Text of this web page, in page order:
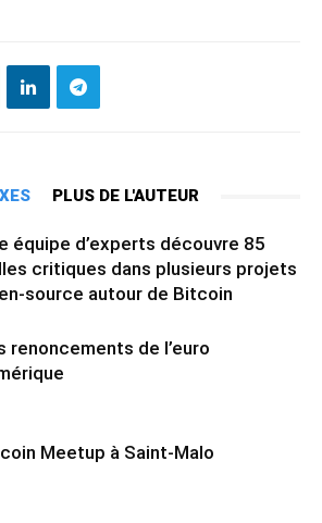
PLUS DE L'AUTEUR
équipe d’experts découvre 85
critiques dans plusieurs projets
source autour de Bitcoin
renoncements de l’euro
Meetup à Saint-Malo